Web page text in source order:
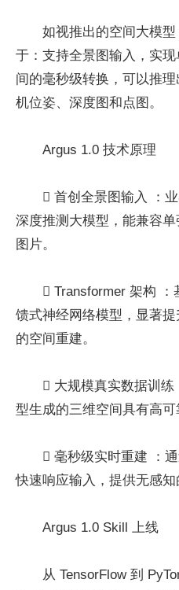
如视推出的空间大模
于：支持全景图输入，实
间的毫秒级转换，可以推
机位姿、深度图和点图。
Argus 1.0 技术原理
 首创全景图输入 ：
深度推测大模型，能兼容
图片。
 Transformer 架构
馈式神经网络模型，显著
的空间重建。
 大规模真实数据训
型生成的三维空间具有高可
 毫秒级实时重建 ：
快速响应输入，提供无感知
Argus 1.0 Skill 上线
从 TensorFlow 到